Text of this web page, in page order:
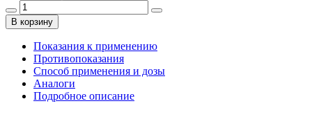
В корзину
Показания к применению
Противопоказания
Способ применения и дозы
Аналоги
Подробное описание